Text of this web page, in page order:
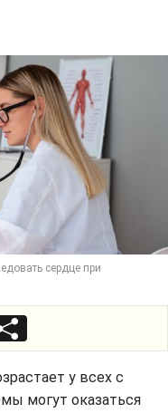
сердце при
у всех с
могут оказаться